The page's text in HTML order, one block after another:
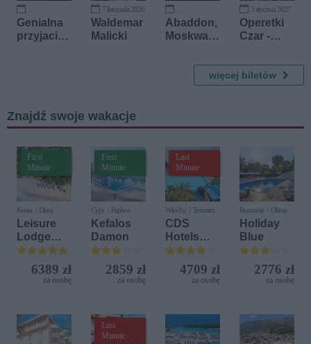
ki
15 października 2026
Genialna
przyjaciół
7 listopada 2026
Waldemar
Malicki
14 listopada 2026
Abaddon,
Moskwa,
Xenna
3 stycznia 2027
Operetki
Czar -
Noworocz
ny
więcej biletów
Znajdź swoje wakacje
First
Minute
Kenia / Diani
Leisure
Lodge
Beach &
Golf
Resort by
6389 zł
za osobę
First
Minute
Cypr / Paphos
Kefalos
Damon
2859 zł
za osobę
Last
Minute
Włochy / Terrasini
CDS
Hotels
Terrasini
(ex. Citta
del Mare)
4709 zł
za osobę
Rumunia / Olimp
Holiday
Blue
2776 zł
za osobę
Last
Minute